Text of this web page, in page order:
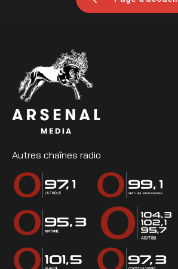
Autres chaînes radio